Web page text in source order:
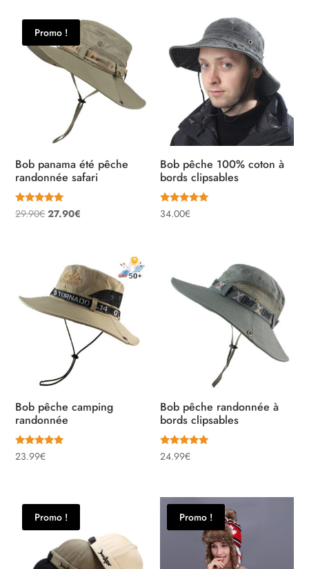
Promo !
Bob panama été pêche
randonnée safari
Note
4.91
29.90€Le
était :
29.90€.
27.90€
est :
27.90€.
Bob pêche 100% coton à
bords clipsables
Note
5.00
34.00€
Bob pêche camping
randonnée
Note
5.00
23.99€
Bob pêche randonnée à
bords clipsables
Note
5.00
24.99€
Promo ! Promo !